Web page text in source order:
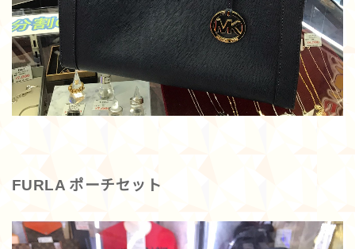
FURLA ポーチセット